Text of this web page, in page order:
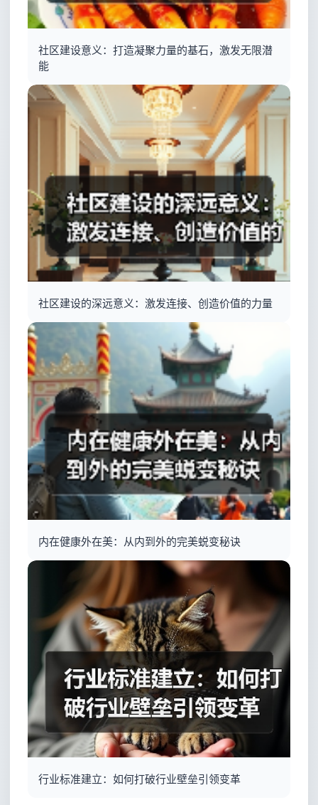
社区建设意义：打造凝聚力量的基石，激发无限潜
能
社区建设的深远意义：激发连接、创造价值的力量
内在健康外在美：从内到外的完美蜕变秘诀
行业标准建立：如何打破行业壁垒引领变革